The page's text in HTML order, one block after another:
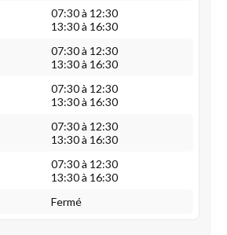
07:30 à 12:30
13:30 à 16:30
07:30 à 12:30
13:30 à 16:30
07:30 à 12:30
13:30 à 16:30
07:30 à 12:30
13:30 à 16:30
07:30 à 12:30
13:30 à 16:30
Fermé